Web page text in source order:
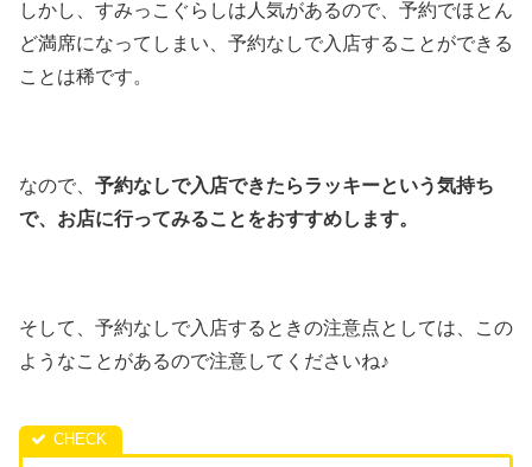
しかし、すみっこぐらしは人気があるので、予約でほとん
ど満席になってしまい、予約なしで入店することができる
ことは稀です。
なので、 予約なしで入店できたらラッキーという気持ち
で、お店に行ってみることをおすすめします。
そして、予約なしで入店するときの注意点としては、この
ようなことがあるので注意してくださいね♪